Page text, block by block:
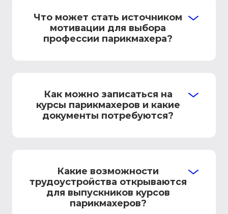
Что может стать источником
мотивации для выбора
профессии парикмахера?
Как можно записаться на
курсы парикмахеров и какие
документы потребуются?
Какие возможности
трудоустройства открываются
для выпускников курсов
парикмахеров?